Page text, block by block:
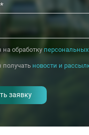
на обработку
получать новости и